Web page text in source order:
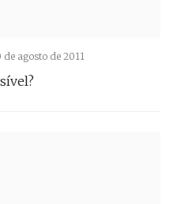
de agosto de 2011